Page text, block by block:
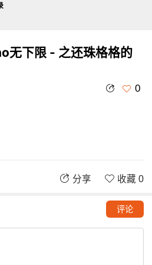
无下限 - 之还珠格格的
0
分享 收藏 0
评论